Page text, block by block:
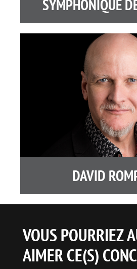
SYMPHONIQUE
DAVID
VOUS POURRIEZ
AIMER CE(S)